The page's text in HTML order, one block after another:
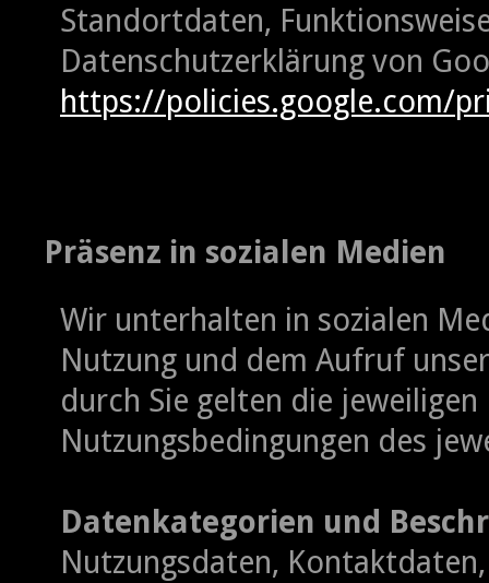
Standortdaten,
Datenschutzerklärung von
https://policies.google.com/
Präsenz in sozialen Medien
Wir unterhalten in sozialen
Nutzung und dem Aufruf
durch Sie gelten die
Nutzungsbedingungen des
Datenkategorien und
Nutzungsdaten,